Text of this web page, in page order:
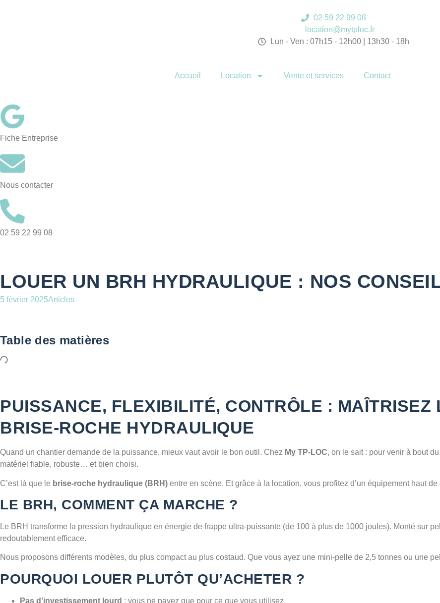
02 59 22 99 08
location@mytploc.fr
Lun - Ven : 07h15 - 12h00 | 13h30 - 18h
Accueil Location Vente et services Contact
Fiche Entreprise
Nous contacter
02 59 22 99 08
LOUER UN BRH HYDRAULIQUE : NOS
5 février 2025Articles
Table des matières
PUISSANCE, FLEXIBILITÉ, CONTRÔLE : MAÎTRISEZ
BRISE-ROCHE HYDRAULIQUE
Quand un chantier demande de la puissance, mieux vaut avoir le bon outil. Chez My TP-LOC, on le sait : pour venir à bout
matériel fiable, robuste… et bien choisi.
C’est là que le brise-roche hydraulique (BRH) entre en scène. Et grâce à la location, vous profitez d’un équipement haut
LE BRH, COMMENT ÇA MARCHE ?
Le BRH transforme la pression hydraulique en énergie de frappe ultra-puissante (de 100 à plus de 1000 joules). Monté sur
redoutablement efficace.
Nous proposons différents modèles, du plus compact au plus costaud. Que vous ayez une mini-pelle de 2,5 tonnes ou une
POURQUOI LOUER PLUTÔT QU’ACHETER ?
Pas d’investissement lourd : vous ne payez que pour ce que vous utilisez.